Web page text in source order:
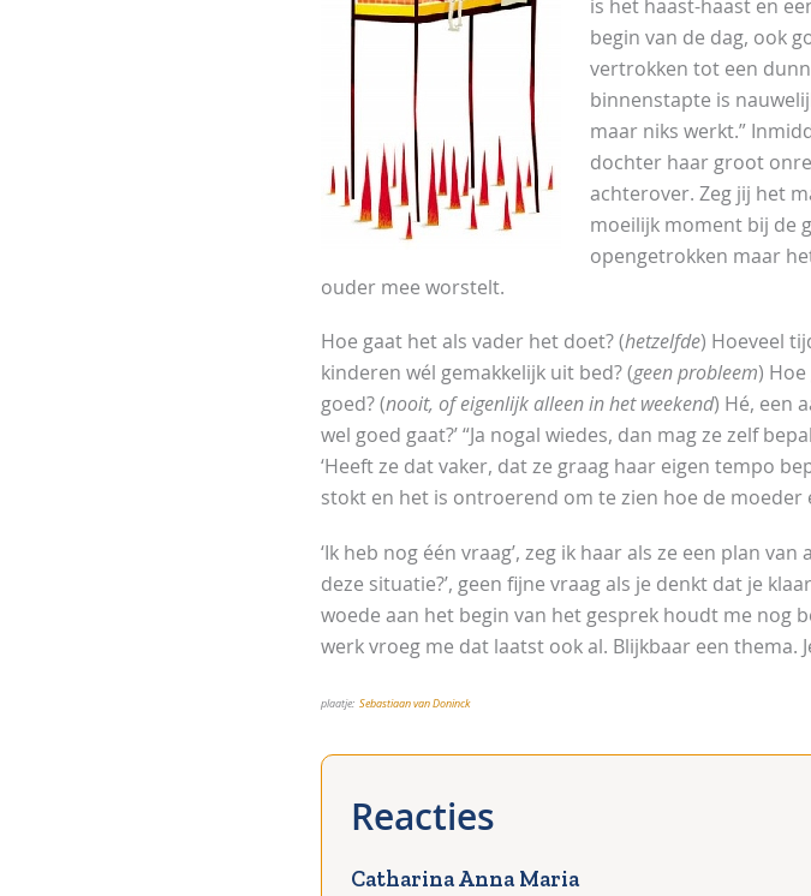
is het haast-haast en
begin van de dag, ook
vertrokken tot een
binnenstapte is
maar niks werkt.”
dochter haar groot
achterover. Zeg jij het
moeilijk moment bij de
opengetrokken maar
ouder mee worstelt.
Hoe gaat het als vader het doet? (hetzelfde) Hoeveel
kinderen wél gemakkelijk uit bed? (geen probleem)
goed? (nooit, of eigenlijk alleen in het weekend) Hé, een
wel goed gaat?’ “Ja nogal wiedes, dan mag ze zelf
‘Heeft ze dat vaker, dat ze graag haar eigen tempo
stokt en het is ontroerend om te zien hoe de
‘Ik heb nog één vraag’, zeg ik haar als ze een plan
deze situatie?’, geen fijne vraag als je denkt dat je
woede aan het begin van het gesprek houdt me nog
werk vroeg me dat laatst ook al. Blijkbaar een thema.
plaatje: Sebastiaan van Doninck
Catharina Anna Maria